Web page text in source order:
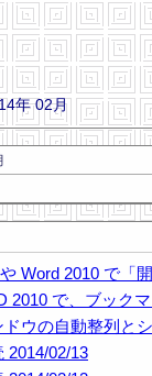
年 02月
Word 2010 で「
2010 で、ブック
ドウの自動整列と
2014/02/13